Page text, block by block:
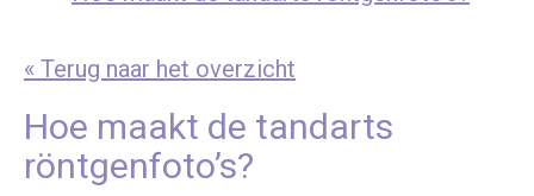
« Terug naar het overzicht
Hoe maakt de tandarts
röntgenfoto’s?